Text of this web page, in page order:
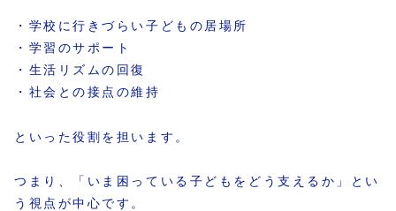
・学校に行きづらい子どもの居場所
・学習のサポート
・生活リズムの回復
・社会との接点の維持
といった役割を担います。
つまり、「いま困っている子どもをどう支えるか」とい
う視点が中心です。